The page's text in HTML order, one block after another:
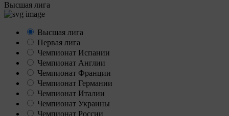
Высшая лига
Высшая лига
Первая лига
Чемпионат Испании
Чемпионат Англии
Чемпионат Франции
Чемпионат Германии
Чемпионат Италии
Чемпионат Украины
Чемпионат России